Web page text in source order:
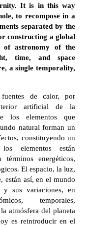
It is in this way
to recompose in a
separated by the
constructing a global
of astronomy of the
time, and space
a single temporality,
de calor, por
artificial de la
los elementos que
natural forman un
constituyendo un
elementos están
términos energéticos,
El espacio, la luz,
están así, en el mundo
y sus variaciones, en
temporales,
atmósfera del planeta
es reintroducir en el